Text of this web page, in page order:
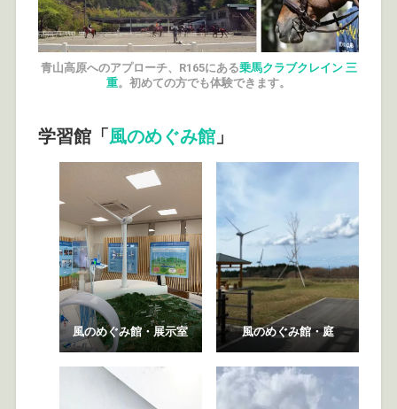
青山高原へのアプローチ、R165にある乗馬クラブクレイン 三
重。初めての方でも体験できます。
学習館「風のめぐみ館」
風のめぐみ館・展示室 風のめぐみ館・庭